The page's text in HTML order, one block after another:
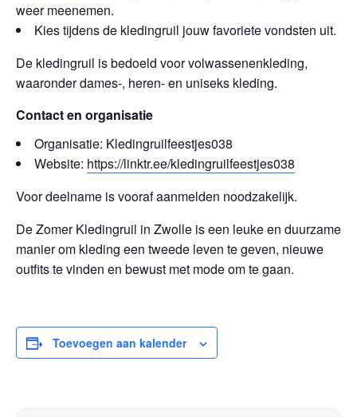
weer meenemen.
Kies tijdens de kledingruil jouw favoriete vondsten uit.
De kledingruil is bedoeld voor volwassenenkleding,
waaronder dames-, heren- en uniseks kleding.
Contact en organisatie
Organisatie: Kledingruilfeestjes038
Website: https://linktr.ee/kledingruilfeestjes038
Voor deelname is vooraf aanmelden noodzakelijk.
De Zomer Kledingruil in Zwolle is een leuke en duurzame
manier om kleding een tweede leven te geven, nieuwe
outfits te vinden en bewust met mode om te gaan.
Toevoegen aan kalender